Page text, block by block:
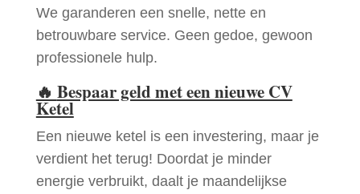
We garanderen een snelle, nette en
betrouwbare service. Geen gedoe, gewoon
professionele hulp.
🔥 Bespaar geld met een nieuwe CV
Ketel
Een nieuwe ketel is een investering, maar je
verdient het terug! Doordat je minder
energie verbruikt, daalt je maandelijkse